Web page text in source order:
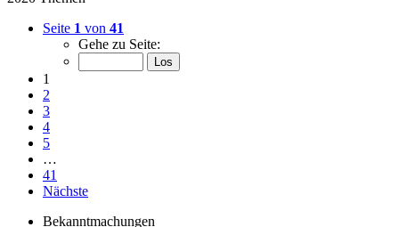
Seite 1 von 41
Gehe zu Seite:
1
2
3
4
5
…
41
Nächste
Bekanntmachungen